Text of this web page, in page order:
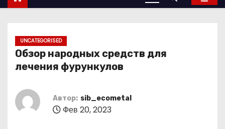
UNCATEGORISED
Обзор народных средств для
лечения фурункулов
Автор: sib_ecometal
Фев 20, 2023